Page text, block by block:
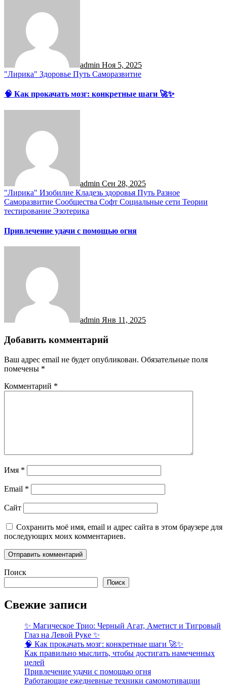
admin Ноя 5, 2025
"Лирика" Здоровье Путь Саморазвитие
🧠 Как прокачать мозг: конкретные шаги 🚀✨
admin Сен 28, 2025
"Лирика" Изобилие Кладезь здоровья Путь Разное
Саморазвитие Сообщества Софт Социальные сети Теории
тестирование Эзотерика
Привлечение удачи с помощью огня
admin Янв 11, 2025
Добавить комментарий
Ваш адрес email не будет опубликован. Обязательные поля
помечены *
Комментарий *
Имя *
Email *
Сайт
Сохранить моё имя, email и адрес сайта в этом браузере для
последующих моих комментариев.
Поиск
Поиск
Свежие записи
✨ Магическое Трио: Черный Агат, Аметист и Тигровый
Глаз на Левой Руке ✨
🧠 Как прокачать мозг: конкретные шаги 🚀✨
Как правильно мыслить, чтобы достигать намеченных
целей
Привлечение удачи с помощью огня
Работающие ежедневные техники самомотивации